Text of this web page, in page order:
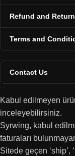
Refund and
Terms and
Contact Us
Kabul edilmeyen
inceleyebilirsiniz.
Syrwing, kabul
faturaları
Sitede geçen ‘ship’,